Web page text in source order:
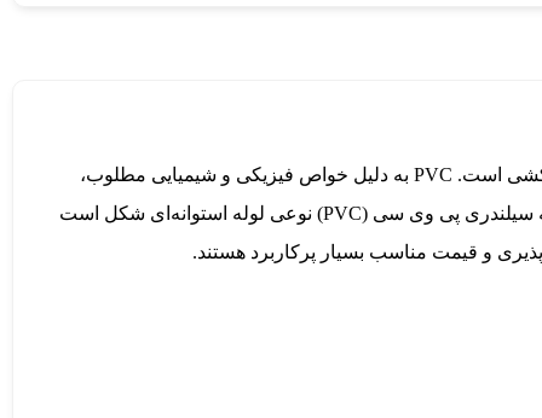
لوله‌های سیلندری پی وی سی (PVC) از پلی وینیل کلراید ساخته می‌شوند، که یکی از پرکاربردترین پلاستیک‌ها در صنعت لوله‌کشی است. PVC به دلیل خواص فیزیکی و شیمیایی مطلوب،
مانند مقاومت در برابر خوردگی، استحکام و دوام، به عنوان ماده‌ای ایده‌آل برای تولید لوله‌های سیلندری به شمار می‌رود. لوله سیلندری پی وی سی (PVC) نوعی لوله استوانه‌ای شکل است